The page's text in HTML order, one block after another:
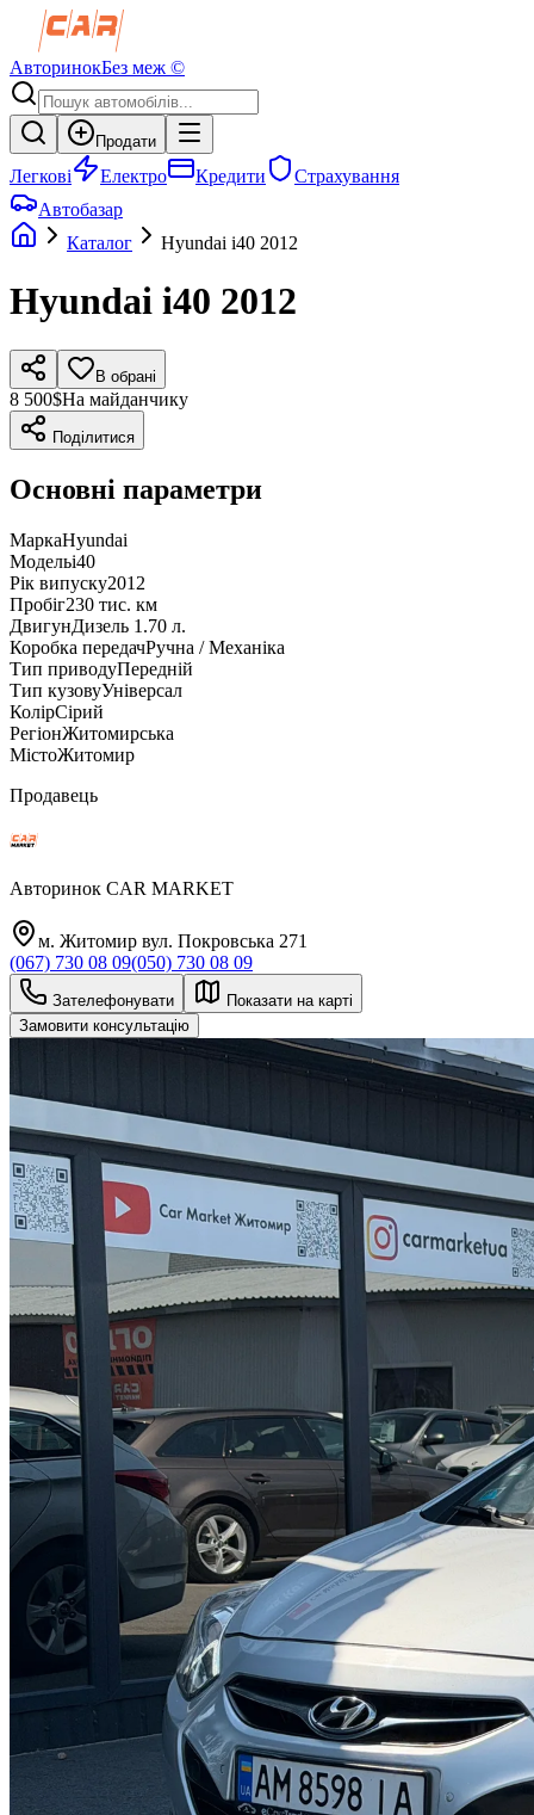
АвторинокБез меж ©
Продати
Легкові Електро Кредити
Страхування
Автобазар
Каталог
Hyundai i40 2012
Hyundai i40 2012
В обрані
8 500$На майданчику
Поділитися
Основні параметри
МаркаHyundai
Модельi40
Рік випуску2012
Пробіг230 тис. км
ДвигунДизель 1.70 л.
Коробка передачРучна / Механіка
Тип приводуПередній
Тип кузовуУніверсал
КолірСірий
РегіонЖитомирська
МістоЖитомир
Продавець
Авторинок CAR MARKET
м. Житомир вул. Покровська 271
(067) 730 08 09(050) 730 08 09
Зателефонувати
Показати на карті
Замовити консультацію